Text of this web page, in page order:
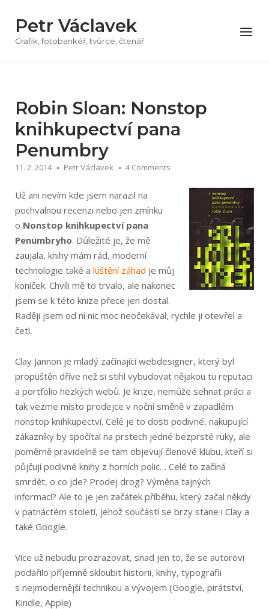
obsah
Petr Václavek
Grafik, fotobankéř, tvůrce, čtenář
Menu
Robin Sloan: Nonstop
knihkupectví pana
Penumbry
11. 2. 2014 Petr Václavek 4 Comments
Už ani nevím kde jsem narazil na
pochvalnou recenzi nebo jen zmínku
o Nonstop knihkupectví pana
Penumbryho. Důležité je, že mě
zaujala, knihy mám rád, moderní
technologie také a luštění záhad je můj
koníček. Chvíli mě to trvalo, ale nakonec
jsem se k této knize přece jen dostal.
Raději jsem od ní nic moc neočekával, rychle ji otevřel a
četl.
Clay Jannon je mladý začínající webdesigner, který byl
propuštěn dříve než si stihl vybudovat nějakou tu reputaci
a portfolio hezkých webů. Je krize, nemůže sehnat práci a
tak vezme místo prodejce v noční směně v zapadlém
nonstop knihkupectví. Celé je to dosti podivné, nakupující
zákazníky by spočítal na prstech jedné bezprsté ruky, ale
poměrně pravidelně se tam objevují členové klubu, kteří si
půjčují podivné knihy z horních polic… Celé to začíná
smrdět, o co jde? Prodej drog? Výměna tajných
informací? Ale to je jen začátek příběhu, který začal někdy
v patnáctém století, jehož součástí se brzy stane i Clay a
také Google.
Více už nebudu prozrazovat, snad jen to, že se autorovi
podařilo příjemně skloubit historii, knihy, typografii
s nejmodernější technikou a vývojem (Google, pirátství,
Kindle, Apple)